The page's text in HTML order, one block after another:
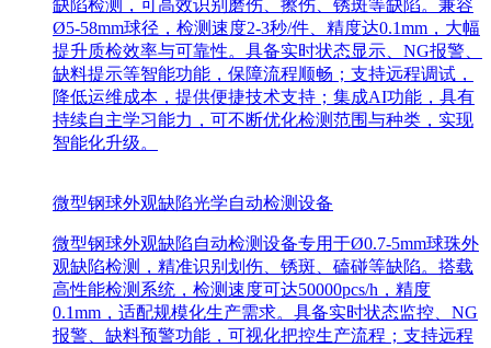
缺陷检测，可高效识别磨伤、擦伤、锈斑等缺陷。兼容
Ø5-58mm球径，检测速度2-3秒/件、精度达0.1mm，大幅
提升质检效率与可靠性。具备实时状态显示、NG报警、
缺料提示等智能功能，保障流程顺畅；支持远程调试，
降低运维成本，提供便捷技术支持；集成AI功能，具有
持续自主学习能力，可不断优化检测范围与种类，实现
智能化升级。
微型钢球外观缺陷光学自动检测设备
微型钢球外观缺陷自动检测设备专用于Ø0.7-5mm球珠外
观缺陷检测，精准识别划伤、锈斑、磕碰等缺陷。搭载
高性能检测系统，检测速度可达50000pcs/h，精度
0.1mm，适配规模化生产需求。具备实时状态监控、NG
报警、缺料预警功能，可视化把控生产流程；支持远程